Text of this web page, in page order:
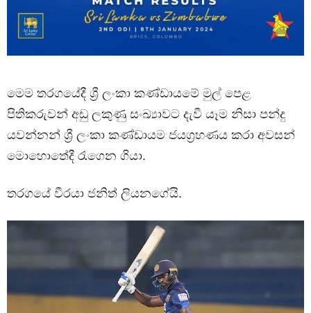
මෙම තරගයේදී ශ්‍රී ලංකා කණ්ඩායමේ මුල් පෙළ
පිතිකරුවන් අඩු ලකුණු සංඛ්‍යාවට දැවී යෑම නිසා පන්දු
යවන්නන් ශ්‍රී ලංකා කණ්ඩායම ජයග්‍රහණය කරා අවසන්
මොහොතේදී රැගෙන ගියා.
තරගයේ වීරයා ජනිත් ලියනගේයි.